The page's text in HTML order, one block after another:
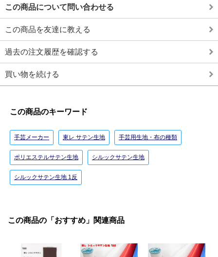
この商品について問い合わせる
この商品を友達に教える
過去の注文履歴を確認する
買い物を続ける
この商品のキーワード
手芸メーカー 東レ サテン生地 手芸用生地・布の種類
ポリエステルサテン生地 シルックサテン生地
シルックサテン生地 1反
この商品の「おすすめ」関連商品